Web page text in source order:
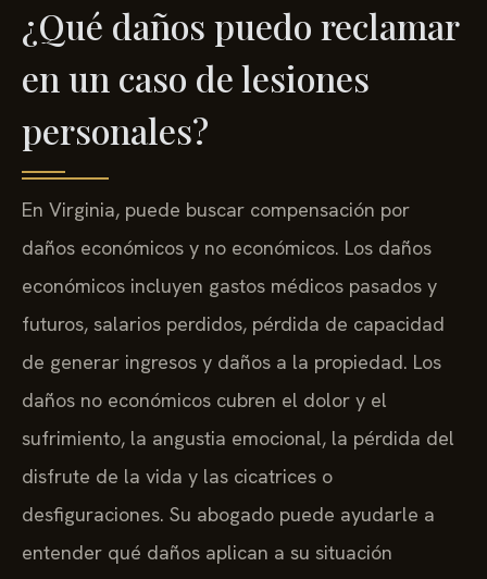
¿Qué daños puedo reclamar
en un caso de lesiones
personales?
En Virginia, puede buscar compensación por
daños económicos y no económicos. Los daños
económicos incluyen gastos médicos pasados y
futuros, salarios perdidos, pérdida de capacidad
de generar ingresos y daños a la propiedad. Los
daños no económicos cubren el dolor y el
sufrimiento, la angustia emocional, la pérdida del
disfrute de la vida y las cicatrices o
desfiguraciones. Su abogado puede ayudarle a
entender qué daños aplican a su situación